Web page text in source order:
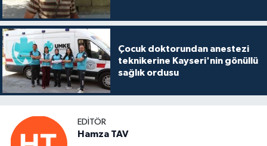
Çocuk doktorundan anestezi
teknikerine Kayseri'nin gönüllü
sağlık ordusu
EDITÖR
Hamza TAV